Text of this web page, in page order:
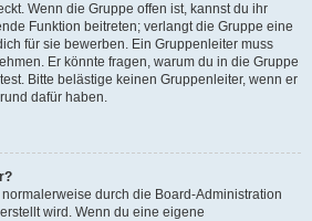
Wenn die Gruppe offen ist, kannst du ihr
Funktion beitreten; verlangt die Gruppe eine
für sie bewerben. Ein Gruppenleiter muss
Er könnte fragen, warum du in die Gruppe
Bitte belästige keinen Gruppenleiter, wenn er
dafür haben.
durch die Board-Administration
wird. Wenn du eine eigene